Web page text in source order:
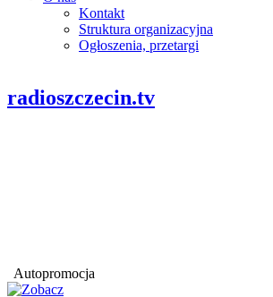
Kontakt
Struktura organizacyjna
Ogłoszenia, przetargi
radioszczecin.tv
Autopromocja